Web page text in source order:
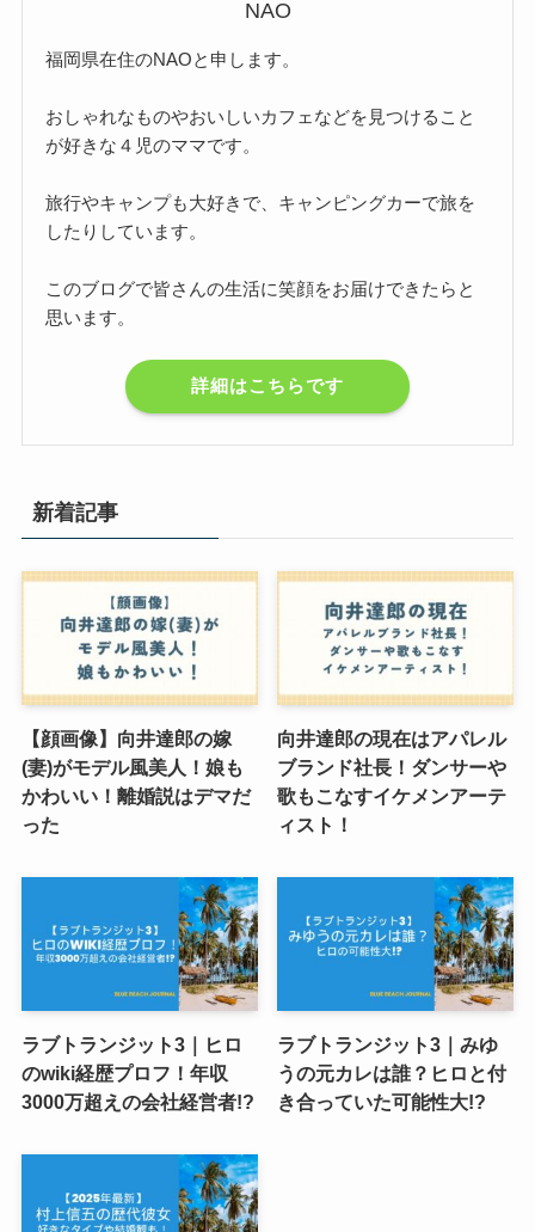
NAO
福岡県在住のNAOと申します。
おしゃれなものやおいしいカフェなどを見つけること
が好きな４児のママです。
旅行やキャンプも大好きで、キャンピングカーで旅を
したりしています。
このブログで皆さんの生活に笑顔をお届けできたらと
思います。
詳細はこちらです
新着記事
【顔画像】向井達郎の嫁
(妻)がモデル風美人！娘も
かわいい！離婚説はデマだ
った
向井達郎の現在はアパレル
ブランド社長！ダンサーや
歌もこなすイケメンアーテ
ィスト！
ラブトランジット3｜ヒロ
のwiki経歴プロフ！年収
3000万超えの会社経営者!?
ラブトランジット3｜みゆ
うの元カレは誰？ヒロと付
き合っていた可能性大!?